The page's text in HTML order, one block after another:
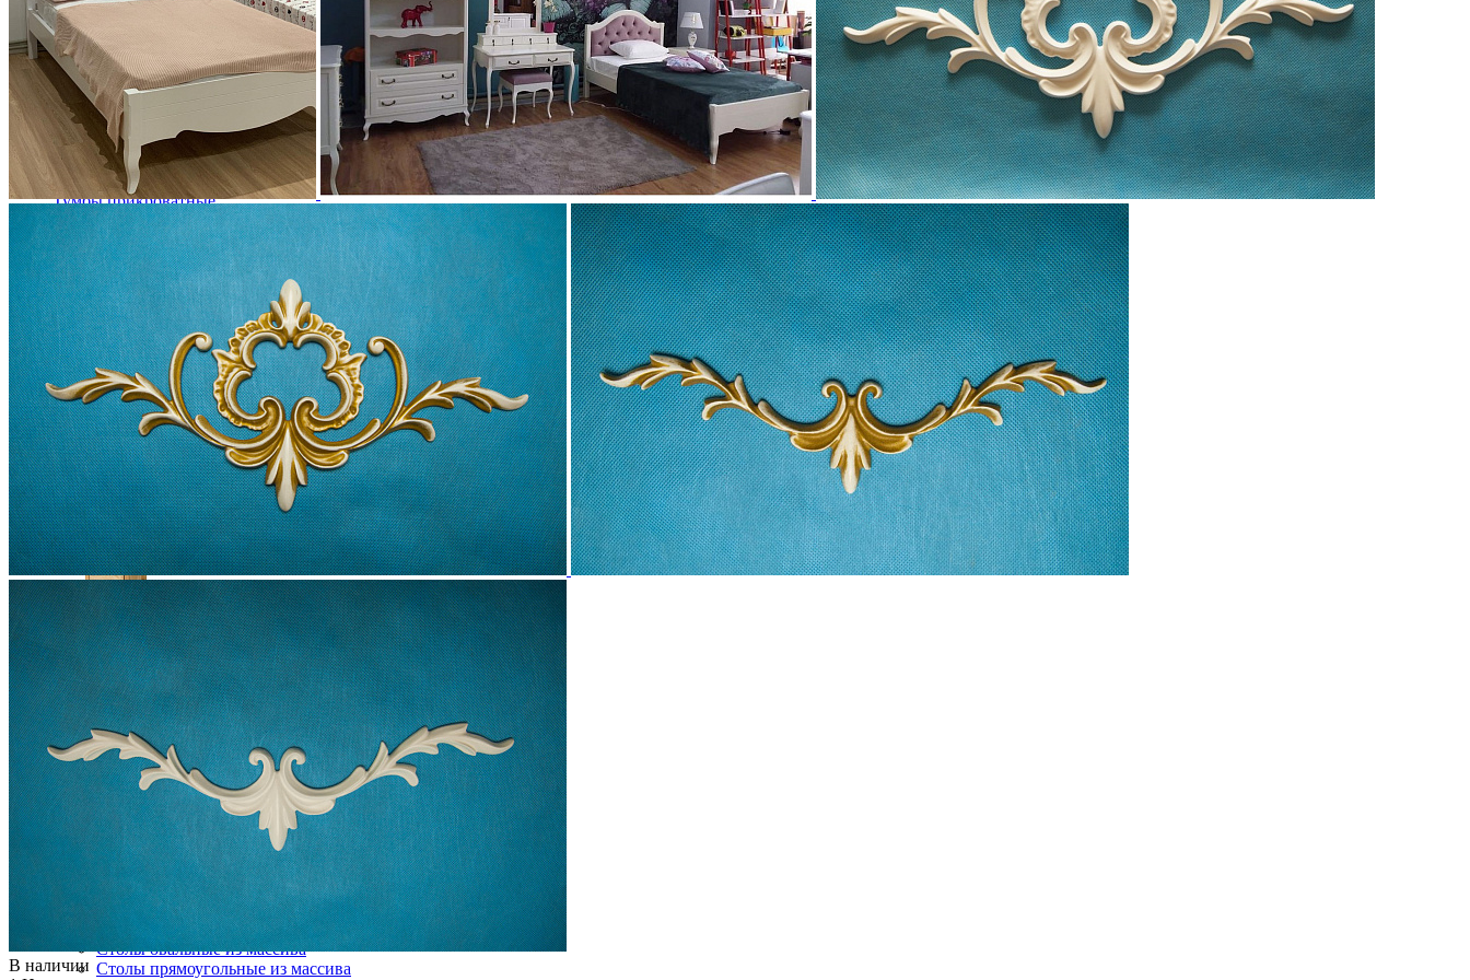
Зеркала
Комоды
Кровати двуспальные
Кровати металлические
Кровати односпальные
Кровати полутороспальные
Решетки и настилы под матрас
Спальные гарнитуры
Тахта
Туалетные столики
Тумбы прикроватные
Шкафы для одежды
Антресоли на шкаф
Полки и ящики в шкаф для одежды
Шкаф 1-дверный для одежды и белья
Шкафы 2-х дверные для одежды и белья
Шкафы 3-х дверные для одежды и белья
Шкафы 4-х дверные для одежды и белья
Шкафы 5-ти дверные для одежды и белья
Шкафы 6-ти дверные для одежды и белья
Шкафы купе для одежды и белья
Шкафы угловые для одежды и белья
Ящики и короба
Прикроватная тумба PIN MAGIC KR16
27 408 ₽
30 453 ₽
В корзину
-10%
Столовая
Буфеты и бары
Комоды для кухни
Лавки и скамьи
Полки и ящики
Столы кофейные и чайные
Столы обеденные
Столы квадратные из массива
Столы круглые из массива
Столы овальные из массива
Столы прямоугольные из массива
В наличии